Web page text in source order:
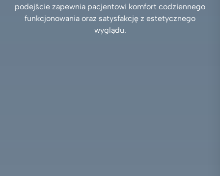
podejście zapewnia pacjentowi komfort codziennego
funkcjonowania oraz satysfakcję z estetycznego
wyglądu.